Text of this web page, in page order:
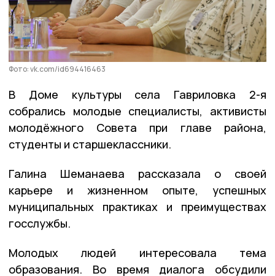
Фото: vk.com/id694416463
В Доме культуры села Гавриловка 2-я
собрались молодые специалисты, активисты
молодёжного Совета при главе района,
студенты и старшеклассники.
Галина Шеманаева рассказала о своей
карьере и жизненном опыте, успешных
муниципальных практиках и преимуществах
госслужбы.
Молодых людей интересовала тема
образования. Во время диалога обсудили